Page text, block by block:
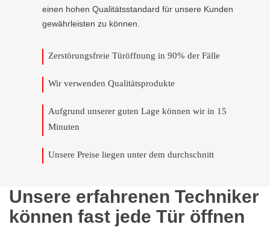
einen hohen Qualitätsstandard für unsere Kunden
gewährleisten zu können.
Zerstörungsfreie Türöffnung in 90% der Fälle
Wir verwenden Qualitätsprodukte
Aufgrund unserer guten Lage können wir in 15
Minuten
Unsere Preise liegen unter dem durchschnitt
Unsere erfahrenen Techniker
können fast jede Tür öffnen